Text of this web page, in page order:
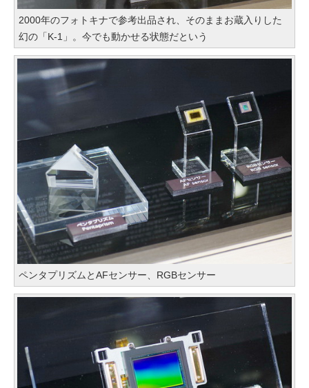
2000年のフォトキナで参考出品され、そのままお蔵入りした
幻の「K-1」。今でも動かせる状態だという
ペンタプリズムとAFセンサー、RGBセンサー